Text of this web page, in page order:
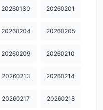
20260130 20260201
20260204 20260205
20260209 20260210
20260213 20260214
20260217 20260218